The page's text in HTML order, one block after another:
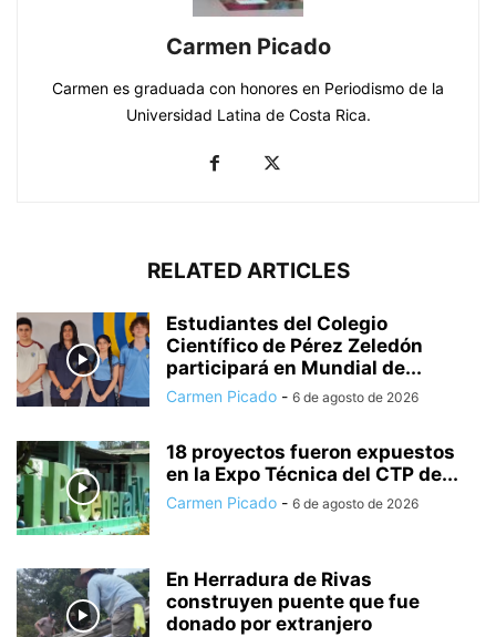
Carmen Picado
Carmen es graduada con honores en Periodismo de la
Universidad Latina de Costa Rica.
RELATED ARTICLES
Estudiantes del Colegio
Científico de Pérez Zeledón
participará en Mundial de...
Carmen Picado - 6 de agosto de 2026
18 proyectos fueron expuestos
en la Expo Técnica del CTP de...
Carmen Picado - 6 de agosto de 2026
En Herradura de Rivas
construyen puente que fue
donado por extranjero